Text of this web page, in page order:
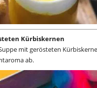
Kürbiskernen
mit gerösteten
ab.